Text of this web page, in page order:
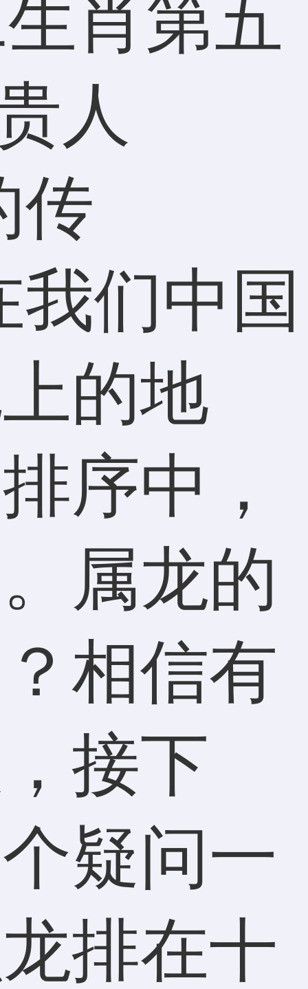
传
我们中国
的地
序中，
属龙的
相信有
接下
疑问一
排在十